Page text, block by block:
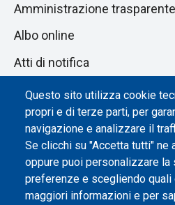
Questo sito utilizza cookie
propri e di terze parti, per
navigazione e analizzare il
Se clicchi su "Accetta tutti" ne
oppure puoi personalizzare la
preferenze e scegliendo quali
maggiori informazioni e per
Amministrazione trasparente
Albo online
Atti di notifica
Dichiarazione di accessibilità
Impostazione dei cookie